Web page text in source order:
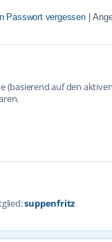
Passwort vergessen
(basierend auf den
suppenfritz